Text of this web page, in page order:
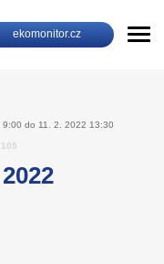
ekomonitor.cz
do 11. 2. 2022 13:30